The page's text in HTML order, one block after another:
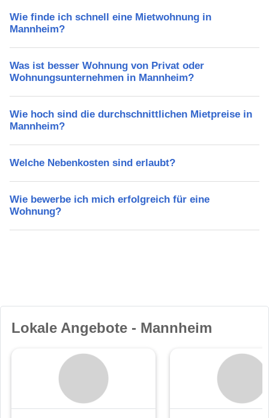
Wie finde ich schnell eine Mietwohnung in
Mannheim?
Was ist besser Wohnung von Privat oder
Wohnungsunternehmen in Mannheim?
Wie hoch sind die durchschnittlichen Mietpreise in
Mannheim?
Welche Nebenkosten sind erlaubt?
Wie bewerbe ich mich erfolgreich für eine
Wohnung?
Lokale Angebote - Mannheim